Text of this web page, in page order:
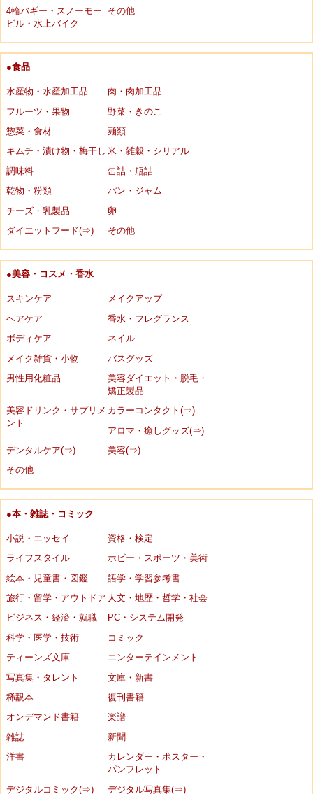
4輪バギー・スノーモー
ビル・水上バイク
その他
●食品
水産物・水産加工品
肉・肉加工品
フルーツ・果物
野菜・きのこ
惣菜・食材
麺類
キムチ・漬け物・梅干し 米・雑穀・シリアル
調味料
缶詰・瓶詰
乾物・粉類
パン・ジャム
チーズ・乳製品
卵
ダイエットフード(⇒)
その他
●美容・コスメ・香水
スキンケア
メイクアップ
ヘアケア
香水・フレグランス
ボディケア
ネイル
メイク雑貨・小物
バスグッズ
男性用化粧品
美容ダイエット・脱毛・
矯正製品
美容ドリンク・サプリメ
ント
カラーコンタクト(⇒)
アロマ・癒しグッズ(⇒)
デンタルケア(⇒)
美容(⇒)
その他
●本・雑誌・コミック
小説・エッセイ
資格・検定
ライフスタイル
ホビー・スポーツ・美術
絵本・児童書・図鑑
語学・学習参考書
旅行・留学・アウトドア 人文・地歴・哲学・社会
ビジネス・経済・就職
PC・システム開発
科学・医学・技術
コミック
ティーンズ文庫
エンターテインメント
写真集・タレント
文庫・新書
稀覯本
復刊書籍
オンデマンド書籍
楽譜
雑誌
新聞
洋書
カレンダー・ポスター・
パンフレット
デジタルコミック(⇒)
デジタル写真集(⇒)